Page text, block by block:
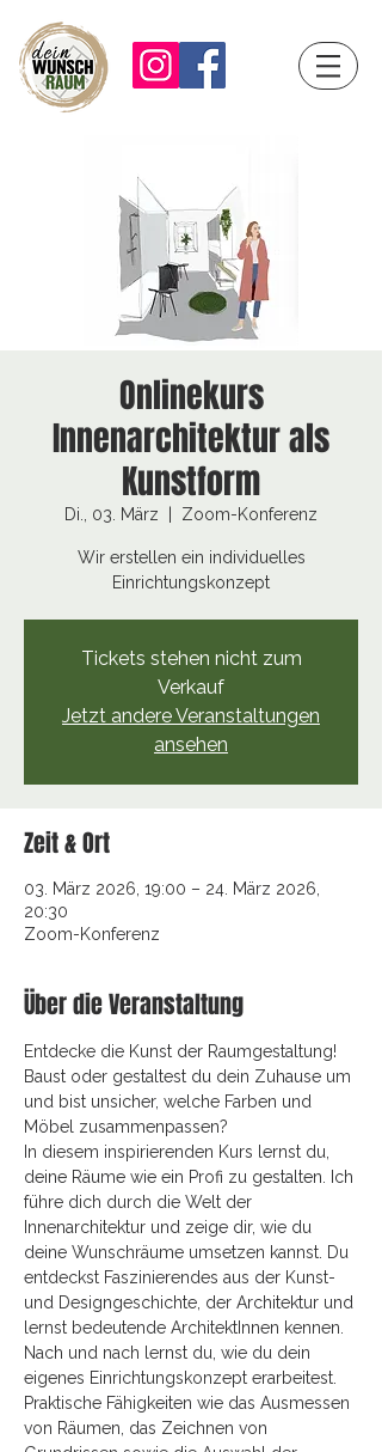
Onlinekurs
Innenarchitektur als
Kunstform
Di., 03. März Zoom-Konferenz
Wir erstellen ein individuelles
Einrichtungskonzept
Tickets stehen nicht zum
Verkauf
Jetzt andere Veranstaltungen
ansehen
Zeit & Ort
03. März 2026, 19:00 – 24. März 2026,
20:30
Zoom-Konferenz
Über die Veranstaltung
Entdecke die Kunst der Raumgestaltung!
Baust oder gestaltest du dein Zuhause um
und bist unsicher, welche Farben und
Möbel zusammenpassen?
In diesem inspirierenden Kurs lernst du,
deine Räume wie ein Profi zu gestalten. Ich
führe dich durch die Welt der
Innenarchitektur und zeige dir, wie du
deine Wunschräume umsetzen kannst. Du
entdeckst Faszinierendes aus der Kunst-
und Designgeschichte, der Architektur und
lernst bedeutende ArchitektInnen kennen.
Nach und nach lernst du, wie du dein
eigenes Einrichtungskonzept erarbeitest.
Praktische Fähigkeiten wie das Ausmessen
von Räumen, das Zeichnen von